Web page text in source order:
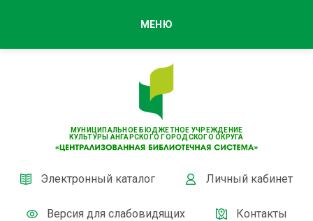
МУНИЦИПАЛЬНОЕ БЮДЖЕТНОЕ УЧРЕЖДЕНИЕ
КУЛЬТУРЫ АНГАРСКОГО ГОРОДСКОГО ОКРУГА
Электронный каталог Личный кабинет
Версия для слабовидящих Контакты
МЕНЮ